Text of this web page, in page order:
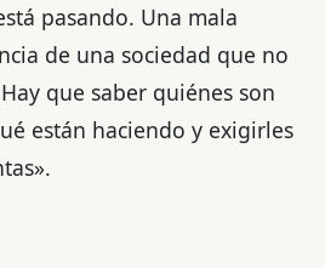
pasando. Una mala
de una sociedad que no
que saber quiénes son
están haciendo y exigirles